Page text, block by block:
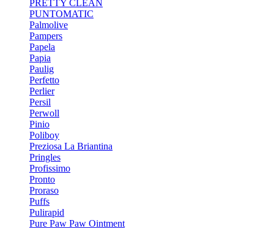
PRETTY CLEAN
PUNTOMATIC
Palmolive
Pampers
Papela
Papia
Paulig
Perfetto
Perlier
Persil
Perwoll
Pinio
Poliboy
Preziosa La Briantina
Pringles
Profissimo
Pronto
Proraso
Puffs
Pulirapid
Pure Paw Paw Ointment